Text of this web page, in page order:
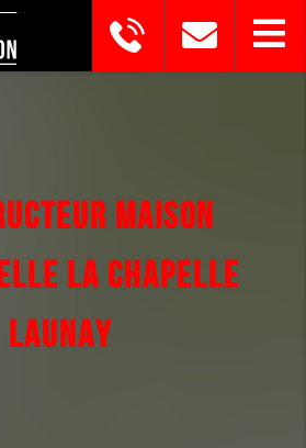
MAISON
LA CHAPELLE
LAUNAY